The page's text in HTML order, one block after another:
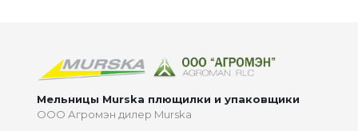
Мельницы Murska плющилки и упаковщики
ООО Агромэн дилер Murska